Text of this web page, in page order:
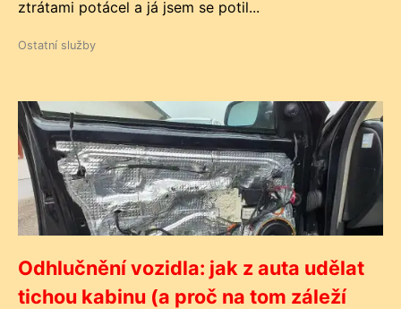
ztrátami potácel a já jsem se potil...
Ostatní služby
Odhlučnění vozidla: jak z auta udělat
tichou kabinu (a proč na tom záleží